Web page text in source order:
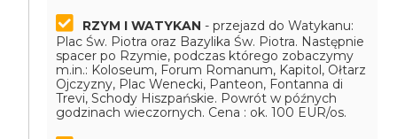
RZYM I WATYKAN - przejazd do Watykanu:
Plac Św. Piotra oraz Bazylika Św. Piotra. Następnie
spacer po Rzymie, podczas którego zobaczymy
m.in.: Koloseum, Forum Romanum, Kapitol, Ołtarz
Ojczyzny, Plac Wenecki, Panteon, Fontanna di
Trevi, Schody Hiszpańskie. Powrót w późnych
godzinach wieczornych. Cena : ok. 100 EUR/os.